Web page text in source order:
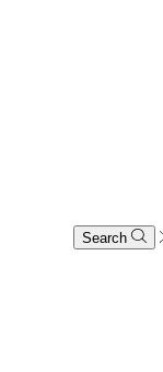
Search